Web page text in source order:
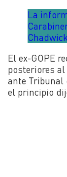
La
El ex-GOPE
posteriores
ante Tribunal
el principio